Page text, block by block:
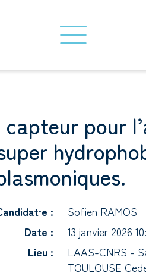
pour
:
Sofien RAMOS
Date :
13 janvier 2026
Lieu :
LAAS-CNRS -
TOULOUSE